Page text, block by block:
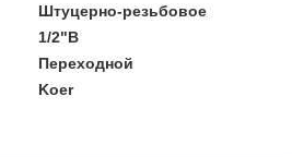
Штуцерно-резьбовое
1/2"В
Переходной
Koer